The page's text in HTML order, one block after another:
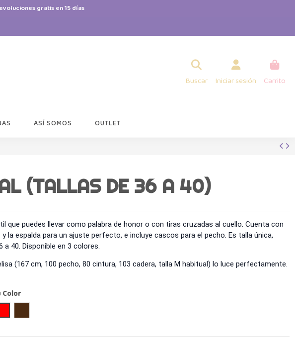
gratis en 15 días
Buscar Iniciar sesión Carrito
ASÍ SOMOS OUTLET
(TALLAS DE 36 A 40)
que puedes llevar como palabra de honor o con tiras cruzadas al cuello. Cuenta con
la espalda para un ajuste perfecto, e incluye cascos para el pecho. Es talla única,
40. Disponible en 3 colores.
(167 cm, 100 pecho, 80 cintura, 103 cadera, talla M habitual) lo luce perfectamente.
Color